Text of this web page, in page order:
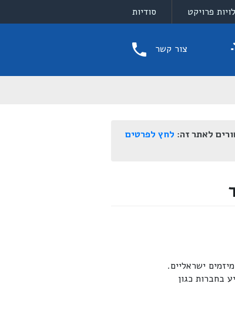
פרויקט סודיות
צור קשר
לאתר זה: לחץ לפרטים
ישראליים.